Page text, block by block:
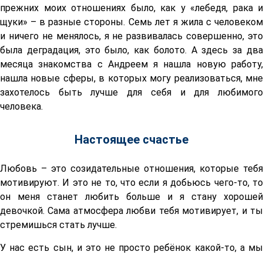
прежних моих отношениях было, как у «лебедя, рака и
щуки» – в разные стороны. Семь лет я жила с человеком
и ничего не менялось, я не развивалась совершенно, это
была деградация, это было, как болото. А здесь за два
месяца знакомства с Андреем я нашла новую работу,
нашла новые сферы, в которых могу реализоваться, мне
захотелось быть лучше для себя и для любимого
человека.
Настоящее счастье
Любовь – это созидательные отношения, которые тебя
мотивируют. И это не то, что если я добьюсь чего-то, то
он меня станет любить больше и я стану хорошей
девочкой. Сама атмосфера любви тебя мотивирует, и ты
стремишься стать лучше.
У нас есть сын, и это не просто ребёнок какой-то, а мы